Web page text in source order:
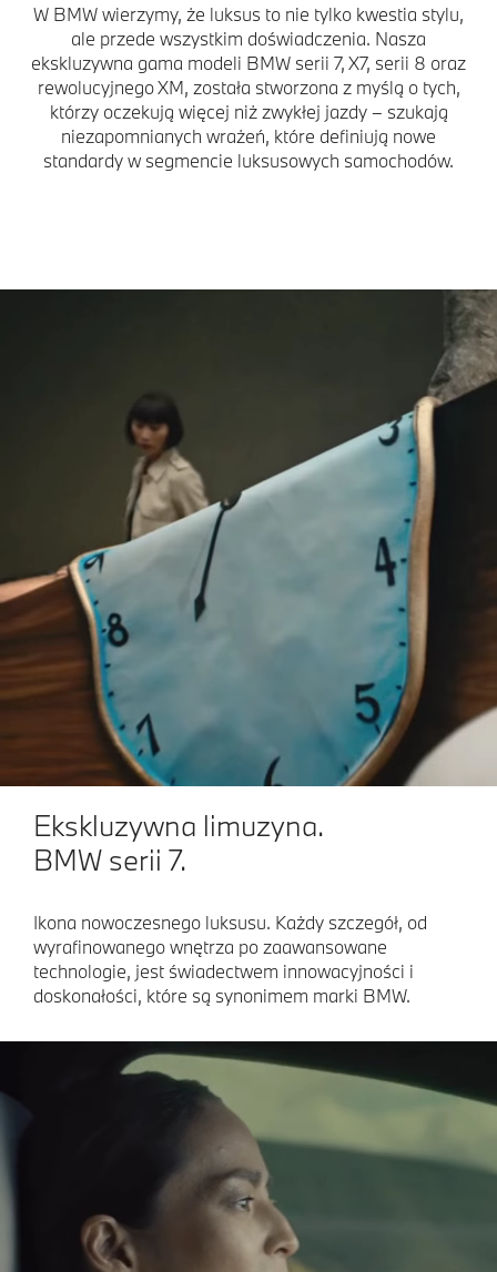
W BMW wierzymy, że luksus to nie tylko kwestia stylu,
ale przede wszystkim doświadczenia. Nasza
ekskluzywna gama modeli BMW serii 7, X7, serii 8 oraz
rewolucyjnego XM, została stworzona z myślą o tych,
którzy oczekują więcej niż zwykłej jazdy – szukają
niezapomnianych wrażeń, które definiują nowe
standardy w segmencie luksusowych samochodów.
Ekskluzywna limuzyna.
BMW serii 7.
Ikona nowoczesnego luksusu. Każdy szczegół, od
wyrafinowanego wnętrza po zaawansowane
technologie, jest świadectwem innowacyjności i
doskonałości, które są synonimem marki BMW.